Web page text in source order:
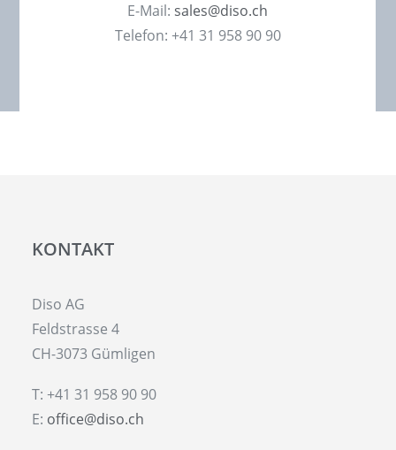
E-Mail: sales@diso.ch
Telefon: +41 31 958 90 90
KONTAKT
Diso AG
Feldstrasse 4
CH-3073 Gümligen
T: +41 31 958 90 90
E: office@diso.ch